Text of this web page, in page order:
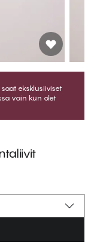
eksklusiiviset
vain kun olet